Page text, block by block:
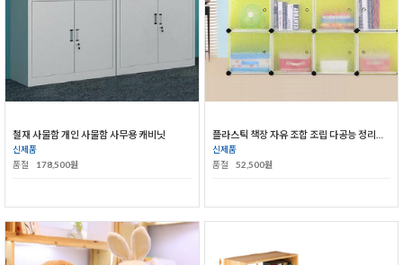
철재 사물함 개인 사물함 사무용 캐비닛
신제품
품절
178,500원
신제품
품절
52,500원